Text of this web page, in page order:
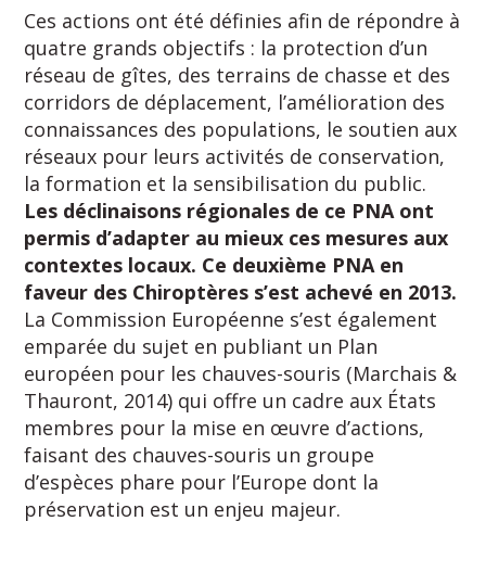
Ces actions ont été définies afin de répondre à
quatre grands objectifs : la protection d’un
réseau de gîtes, des terrains de chasse et des
corridors de déplacement, l’amélioration des
connaissances des populations, le soutien aux
réseaux pour leurs activités de conservation,
la formation et la sensibilisation du public.
Les déclinaisons régionales de ce PNA ont
permis d’adapter au mieux ces mesures aux
contextes locaux. Ce deuxième PNA en
faveur des Chiroptères s’est achevé en 2013.
La Commission Européenne s’est également
emparée du sujet en publiant un Plan
européen pour les chauves-souris (Marchais &
Thauront, 2014) qui offre un cadre aux États
membres pour la mise en œuvre d’actions,
faisant des chauves-souris un groupe
d’espèces phare pour l’Europe dont la
préservation est un enjeu majeur.